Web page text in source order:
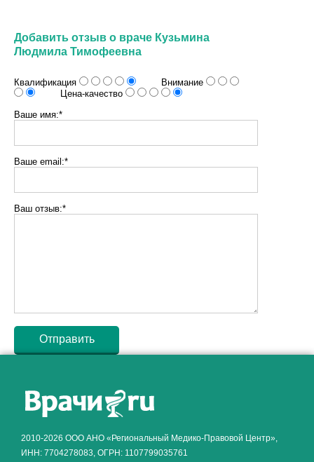
Добавить отзыв о враче Кузьмина
Людмила Тимофеевна
Квалификация
Внимание
Цена-качество
Ваше имя:*
Ваше email:*
Ваш отзыв:*
2010-2026 ООО АНО «Региональный Медико-Правовой Центр»,
ИНН: 7704278083, ОГРН: 1107799035761